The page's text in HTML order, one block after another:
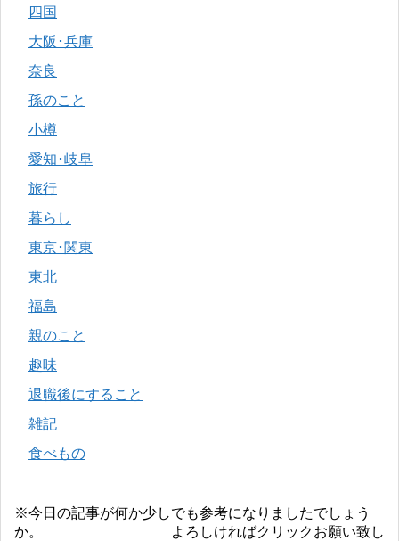
四国
大阪･兵庫
奈良
孫のこと
小樽
愛知･岐阜
旅行
暮らし
東京･関東
東北
福島
親のこと
趣味
退職後にすること
雑記
食べもの
※今日の記事が何か少しでも参考になりましたでしょう
か。 よろしければクリックお願い致し